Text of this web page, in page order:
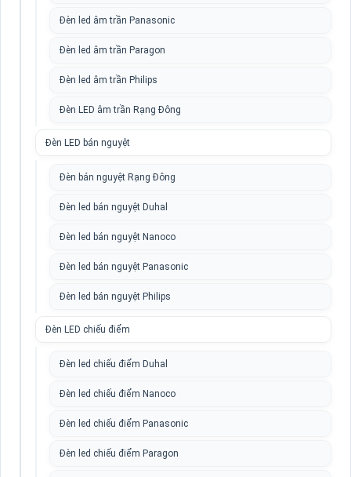
Đèn led âm trần Panasonic
Đèn led âm trần Paragon
Đèn led âm trần Philips
Đèn LED âm trần Rạng Đông
Đèn LED bán nguyệt
Đèn bán nguyệt Rạng Đông
Đèn led bán nguyệt Duhal
Đèn led bán nguyệt Nanoco
Đèn led bán nguyệt Panasonic
Đèn led bán nguyệt Philips
Đèn LED chiếu điểm
Đèn led chiếu điểm Duhal
Đèn led chiếu điểm Nanoco
Đèn led chiếu điểm Panasonic
Đèn led chiếu điểm Paragon